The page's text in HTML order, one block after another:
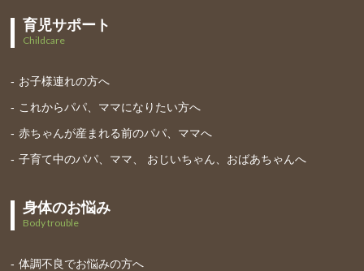
育児サポート
Childcare
お子様連れの方へ
これからパパ、ママになりたい方へ
赤ちゃんが産まれる前のパパ、ママへ
子育て中のパパ、ママ、 おじいちゃん、おばあちゃんへ
身体のお悩み
Body trouble
体調不良でお悩みの方へ